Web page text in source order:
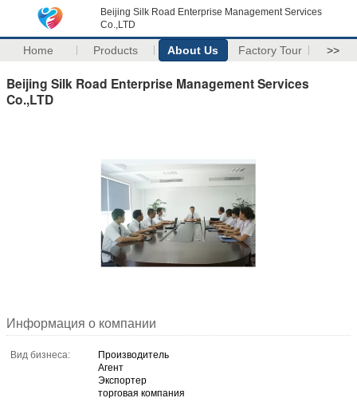
Beijing Silk Road Enterprise Management Services
Co.,LTD
Home Products About Us Factory Tour >>
Beijing Silk Road Enterprise Management Services
Co.,LTD
Информация о компании
Вид бизнеса:
Производитель
Агент
Экспортер
торговая компания